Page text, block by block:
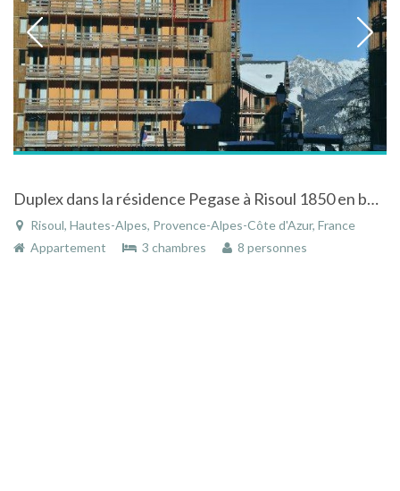
Duplex dans la résidence Pegase à Risoul 1850 en bordure des pistes
Risoul, Hautes-Alpes, Provence-Alpes-Côte d'Azur, France
Appartement
3 chambres 8 personnes